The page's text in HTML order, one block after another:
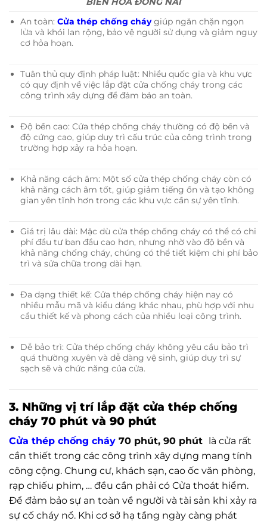
An toàn: Cửa thép chống cháygiúp ngăn chặn ngọn
lửa và khói lan rộng, bảo vệ người sử dụng và giảm nguy
cơ hỏa hoạn.
Tuân thủ quy định pháp luật: Nhiều quốc gia và khu vực
có quy định về việc lắp đặt cửa chống cháy trong các
công trình xây dựng để đảm bảo an toàn.
Độ bền cao: Cửa thép chống cháy thường có độ bền và
độ cứng cao, giúp duy trì cấu trúc của công trình trong
trường hợp xảy ra hỏa hoạn.
Khả năng cách âm: Một số cửa thép chống cháy còn có
khả năng cách âm tốt, giúp giảm tiếng ồn và tạo không
gian yên tĩnh hơn trong các khu vực cần sự yên tĩnh.
Giá trị lâu dài: Mặc dù cửa thép chống cháy có thể có chi
phí đầu tư ban đầu cao hơn, nhưng nhờ vào độ bền và
khả năng chống cháy, chúng có thể tiết kiệm chi phí bảo
trì và sửa chữa trong dài hạn.
Đa dạng thiết kế: Cửa thép chống cháy hiện nay có
nhiều mẫu mã và kiểu dáng khác nhau, phù hợp với nhu
cầu thiết kế và phong cách của nhiều loại công trình.
Dễ bảo trì: Cửa thép chống cháy không yêu cầu bảo trì
quá thường xuyên và dễ dàng vệ sinh, giúp duy trì sự
sạch sẽ và chức năng của cửa.
3. Những vị trí lắp đặt cửa thép chống
cháy 70 phút và 90 phút
Cửa thép chống cháy 70 phút, 90 phút
là cửa rất
cần thiết trong các công trình xây dựng mang tính
công cộng. Chung cư, khách sạn, cao ốc văn phòng,
rạp chiếu phim, … đều cần phải có Cửa thoát hiểm.
Để đảm bảo sự an toàn về người và tài sản khi xảy ra
sự cố cháy nổ. Khi cơ sở hạ tầng ngày càng phát